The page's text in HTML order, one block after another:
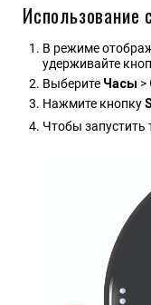
Использование
В режиме
удерживайте
Выберите Часы >
Нажмите кнопку
Чтобы запустить